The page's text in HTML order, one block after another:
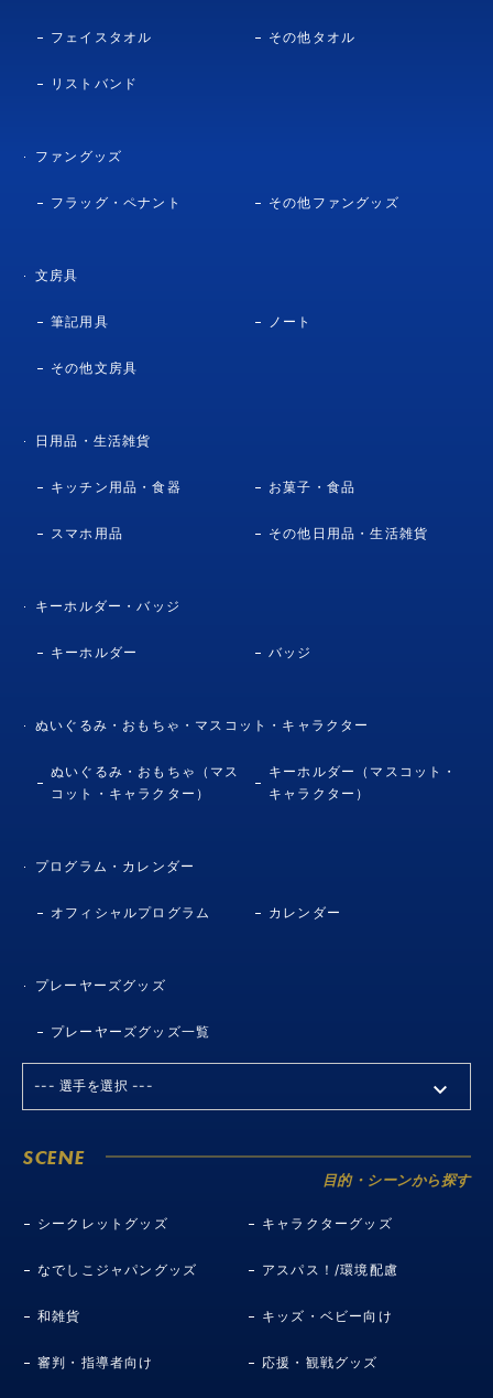
フェイスタオル その他タオル
リストバンド
ファングッズ
フラッグ・ペナント その他ファングッズ
文房具
筆記用具 ノート
その他文房具
日用品・生活雑貨
キッチン用品・食器 お菓子・食品
スマホ用品 その他日用品・生活雑貨
キーホルダー・バッジ
キーホルダー バッジ
ぬいぐるみ・おもちゃ・マスコット・キャラクター
ぬいぐるみ・おもちゃ（マス
コット・キャラクター）
キーホルダー（マスコット・
キャラクター）
プログラム・カレンダー
オフィシャルプログラム カレンダー
プレーヤーズグッズ
プレーヤーズグッズ一覧
SCENE
目的・シーンから探す
シークレットグッズ キャラクターグッズ
なでしこジャパングッズ アスパス！/環境配慮
和雑貨 キッズ・ベビー向け
審判・指導者向け 応援・観戦グッズ